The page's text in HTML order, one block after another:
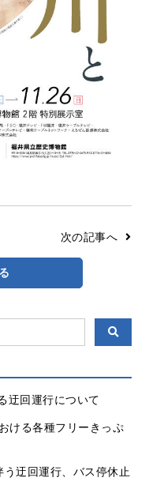
次の記事へ
迂回運行について
ける各種フリーきっぷ
迂回運行、バス停休止